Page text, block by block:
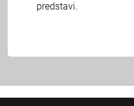
predstavi.